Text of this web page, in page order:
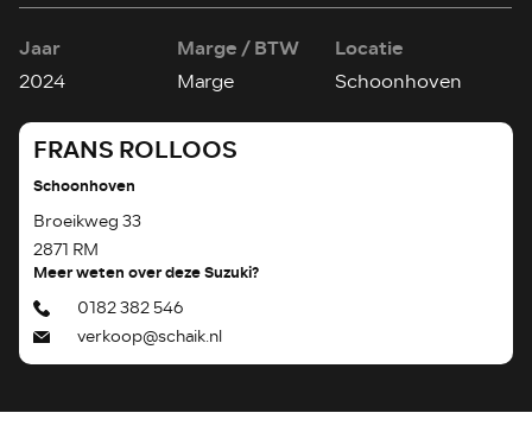
Jaar
2024
Marge / BTW
Marge
Locatie
Schoonhoven
FRANS ROLLOOS
Schoonhoven
Broeikweg 33
2871 RM
Meer weten over deze Suzuki?
0182 382 546
verkoop@schaik.nl